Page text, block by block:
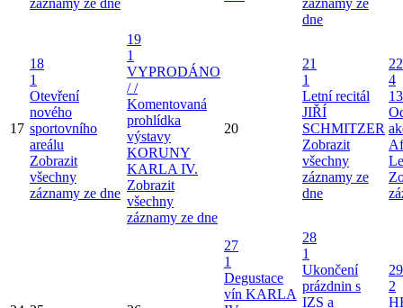
záznamy ze dne
záznamy ze
dne
17
18
1
Otevření
nového
sportovního
areálu
Zobrazit
všechny
záznamy ze dne
19
1
VYPRODÁNO
/ /
Komentovaná
prohlídka
výstavy
KORUNY
KARLA IV.
Zobrazit
všechny
záznamy ze dne
20
21
1
Letní recitál
JIŘÍ
SCHMITZER
Zobrazit
všechny
záznamy ze
dne
22
4
27
1
Degustace
vín KARLA
28
1
Ukončení
prázdnin s
IZS a
29
2